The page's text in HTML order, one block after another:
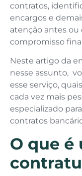
contratos,
encargos e
atenção antes
compromisso
Neste artigo da
nesse assunto,
esse serviço,
cada vez mais
especializado
contratos
O que é